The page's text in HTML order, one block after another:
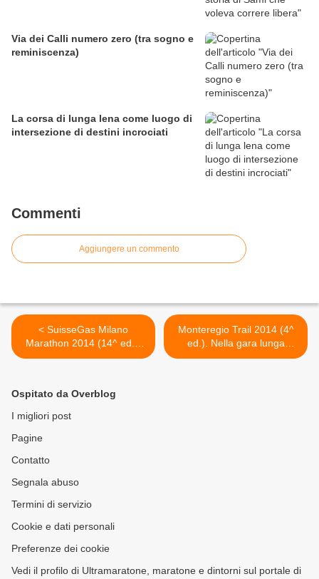
Via dei Calli numero zero (tra sogno e
reminiscenza)
La corsa di lunga lena come luogo di
intersezione di destini incrociati
Commenti
Aggiungere un commento
< SuisseGas Milano
Marathon 2014 (14^ ed.).
Danilo Goffi e Claudio
aggiudicano il Titolo FIDAL
Monteregio Trail 2014 (4^
ed.). Nella gara lunga
vincono Canetta e la
Ospitato da Overblog
I migliori post
Pagine
Contatto
Segnala abuso
Termini di servizio
Cookie e dati personali
Preferenze dei cookie
Vedi il profilo di Ultramaratone, maratone e dintorni sul portale di